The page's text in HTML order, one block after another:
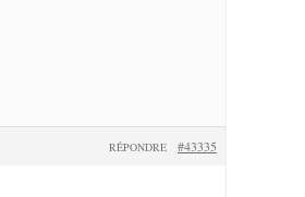
#43335
RÉPONDRE